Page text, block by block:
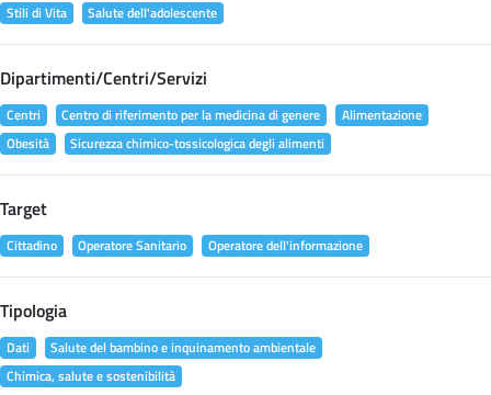
Stili di Vita
Salute dell'adolescente
Dipartimenti/Centri/Servizi
Centri Centro di riferimento per la medicina di genere
Alimentazione
Obesità
Sicurezza chimico-tossicologica degli alimenti
Target
Cittadino Operatore Sanitario Operatore dell'informazione
Tipologia
Dati
Salute del bambino e inquinamento ambientale
Chimica, salute e sostenibilità